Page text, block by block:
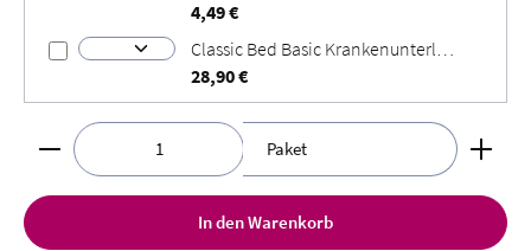
4,49 €
Classic Bed Basic Krankenunterlagen
28,90 €
Produkt Anzahl: Gib den gewünschten Wert ein oder
Paket
In den Warenkorb